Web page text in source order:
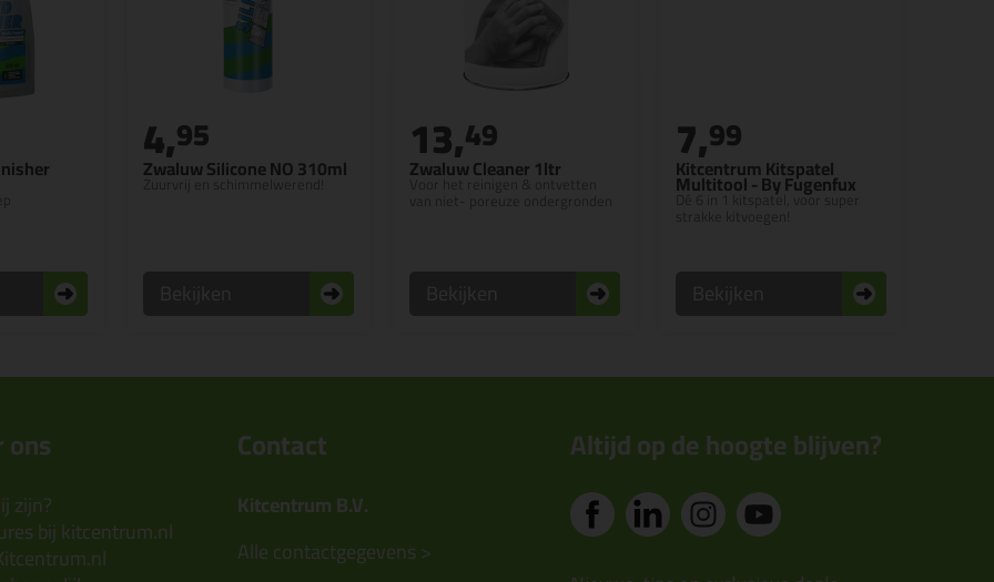
Zwaluw Silicone NO 310ml
Zuurvrij en schimmelwerend!
4,95
Zwaluw Cleaner 1ltr
Voor het reinigen & ontvetten
13,49
Kitcentrum Kitspatel
Multitool - By Fugenfux
Dé 6 in 1 kitspatel, voor super
7,99
ons
zijn?
bij kitcentrum.nl
Contact
Kitcentrum B.V.
Alle contactgegevens >
Altijd op de hoogte blijven?